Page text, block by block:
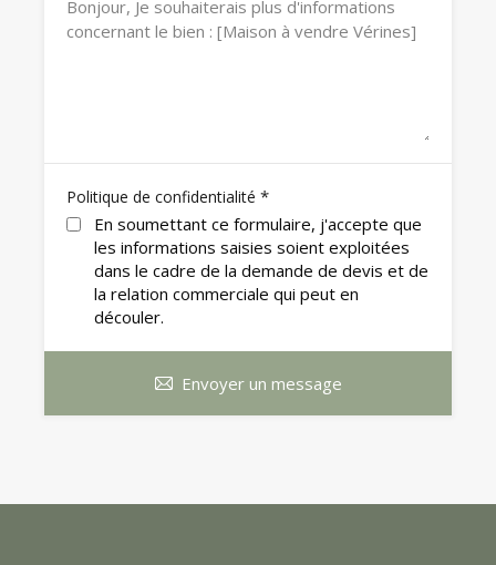
Politique de confidentialité *
En soumettant ce formulaire, j'accepte que
les informations saisies soient exploitées
dans le cadre de la demande de devis et de
la relation commerciale qui peut en
découler.
Envoyer un message